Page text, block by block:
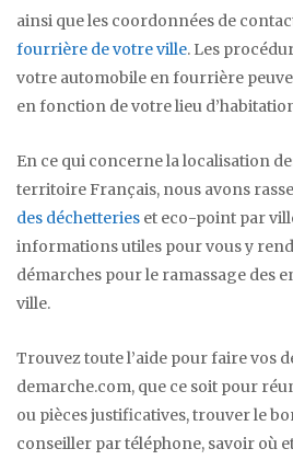
ainsi que les coordonnées de
fourrière de votre ville. Les
votre automobile en fourrière
en fonction de votre lieu
En ce qui concerne la localisation
territoire Français, nous avons
des déchetteries et eco-point par
informations utiles pour vous y
démarches pour le ramassage des
ville.
Trouvez toute l’aide pour faire vos
demarche.com, que ce soit pour
ou pièces justificatives, trouver le
conseiller par téléphone, savoir où